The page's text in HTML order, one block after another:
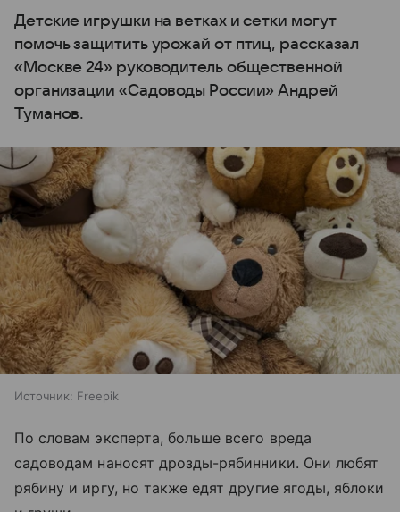
Детские игрушки на ветках и сетки могут
помочь защитить урожай от птиц, рассказал
«Москве 24» руководитель общественной
организации «Садоводы России» Андрей
Туманов.
Источник: Freepik
По словам эксперта, больше всего вреда
садоводам наносят дрозды-рябинники. Они любят
рябину и иргу, но также едят другие ягоды, яблоки